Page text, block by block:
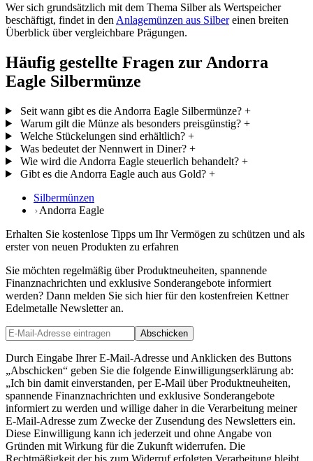
Wer sich grundsätzlich mit dem Thema Silber als Wertspeicher
beschäftigt, findet in den Anlagemünzen aus Silbereinen breiten
Überblick über vergleichbare Prägungen.
Häufig gestellte Fragen zur Andorra
Eagle Silbermünze
Seit wann gibt es die Andorra Eagle Silbermünze? +
Warum gilt die Münze als besonders preisgünstig? +
Welche Stückelungen sind erhältlich? +
Was bedeutet der Nennwert in Diner? +
Wie wird die Andorra Eagle steuerlich behandelt? +
Gibt es die Andorra Eagle auch aus Gold? +
Silbermünzen
Andorra Eagle
Erhalten Sie kostenlose Tipps um Ihr Vermögen zu schützen und als
erster von neuen Produkten zu erfahren
Sie möchten regelmäßig über Produktneuheiten, spannende
Finanznachrichten und exklusive Sonderangebote informiert
werden? Dann melden Sie sich hier für den kostenfreien Kettner
Edelmetalle Newsletter an.
Abschicken
Durch Eingabe Ihrer E-Mail-Adresse und Anklicken des Buttons
„Abschicken“ geben Sie die folgende Einwilligungserklärung ab:
„Ich bin damit einverstanden, per E-Mail über Produktneuheiten,
spannende Finanznachrichten und exklusive Sonderangebote
informiert zu werden und willige daher in die Verarbeitung meiner
E-Mail-Adresse zum Zwecke der Zusendung des Newsletters ein.
Diese Einwilligung kann ich jederzeit und ohne Angabe von
Gründen mit Wirkung für die Zukunft widerrufen. Die
Rechtmäßigkeit der bis zum Widerruf erfolgten Verarbeitung bleibt